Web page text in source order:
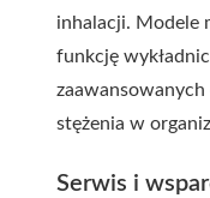
inhalacji. Modele
funkcję
zaawansowanych
stężenia w
Serwis i